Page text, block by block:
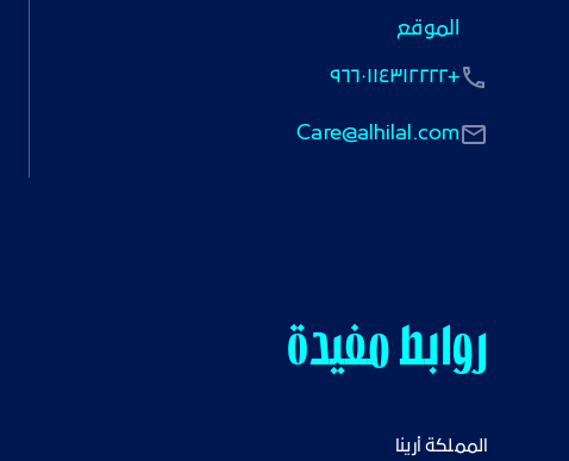
الموقع
Care@alhilal.com
+٩٦٦٠١١٤٣١٢٢٢٢
روابط مفيدة
المملكة أرينا